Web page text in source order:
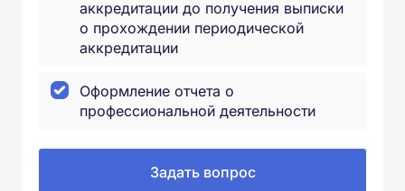
аккредитации до получения выписки
о прохождении периодической
аккредитации
Оформление отчета о
профессиональной деятельности
Задать вопрос